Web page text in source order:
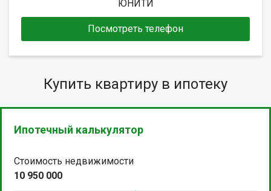
ЮНИТИ
Посмотреть телефон
Купить квартиру в ипотеку
Ипотечный калькулятор
Стоимость недвижимости
10 950 000